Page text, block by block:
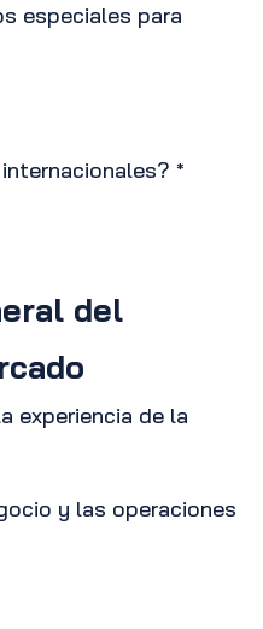
especiales para
*
del
experiencia de la
y las operaciones